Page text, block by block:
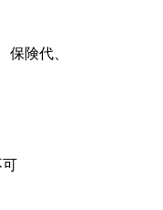
保険代、
可